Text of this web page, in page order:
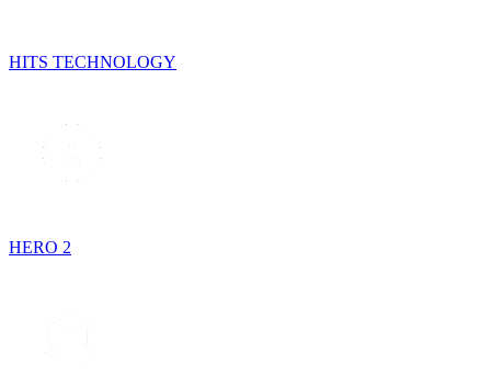
HITS TECHNOLOGY
HERO 2